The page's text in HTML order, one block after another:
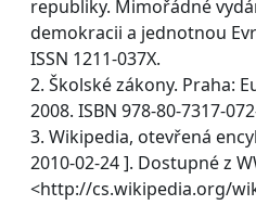
republiky. Mimořádné
demokracii a jednotnou
ISSN 1211-037X.
2. Školské zákony. Praha:
2008. ISBN 978-80-7317-
3. Wikipedia, otevřená
2010-02-24 ]. Dostupné z
<http://cs.wikipedia.org/